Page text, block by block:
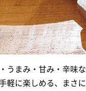
うまみ・甘み・辛味
軽に楽しめる、まさ